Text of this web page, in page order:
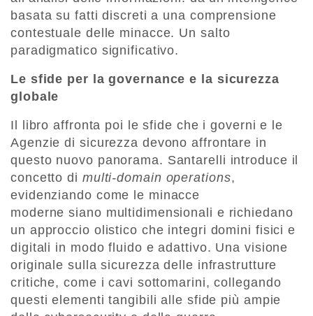
basata su fatti discreti a una comprensione
contestuale delle minacce. Un salto
paradigmatico significativo.
Le sfide per la governance e la sicurezza
globale
Il libro affronta poi le sfide che i governi e le
Agenzie di sicurezza devono affrontare in
questo nuovo panorama. Santarelli introduce il
concetto di multi-domain operations,
evidenziando come le minacce
moderne siano multidimensionali e richiedano
un approccio olistico che integri domini fisici e
digitali in modo fluido e adattivo. Una visione
originale sulla sicurezza delle infrastrutture
critiche, come i cavi sottomarini, collegando
questi elementi tangibili alle sfide più ampie